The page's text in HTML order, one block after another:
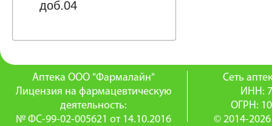
доб.04
Аптека ООО "Фармалайн"
Лицензия на фармацевтическую
деятельность:
№ ФС-99-02-005621 от 14.10.2016
Сеть
ИНН:
ОГРН:
© 2014-